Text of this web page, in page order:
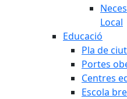
Local
Educació
Pla de
Portes
Centres
Escola